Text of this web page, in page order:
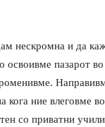
нескромна и да
освоивме пазарот
ние влеговме
со приватни